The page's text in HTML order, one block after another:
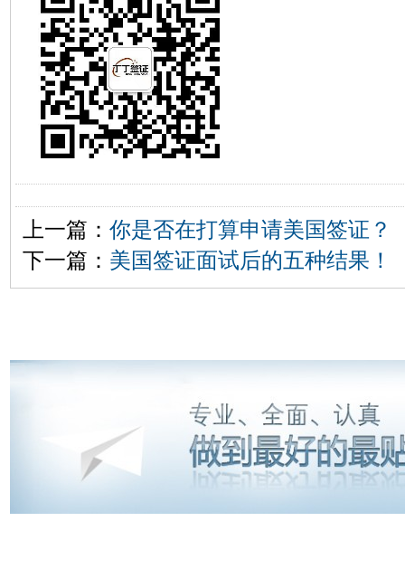
上一篇： 你是否在打算申请美国签证？
下一篇： 美国签证面试后的五种结果！